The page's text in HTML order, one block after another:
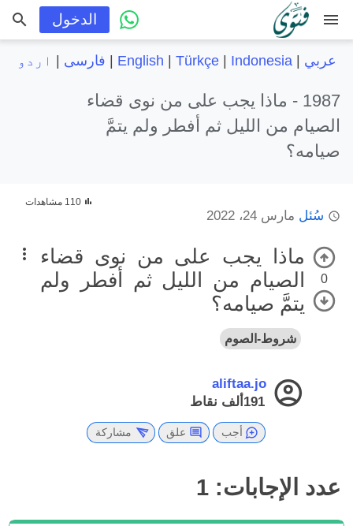
menu الدخول
عربي |
English Türkçe| Indonesia فارسی اردو
1987 -
ماذا يجب على من نوى قضاء
الصيام من الليل ثم أفطر ولم يتمَّ
صيامه؟
سُئل مارس 24، 2022
110 مشاهدات
0
ماذا يجب على من نوى قضاء
الصيام من الليل ثم أفطر ولم
يتمَّ صيامه؟
شروط-الصوم
aliftaa.jo
191ألف
نقاط
أجب علق مشاركة
عدد الإجابات: 1